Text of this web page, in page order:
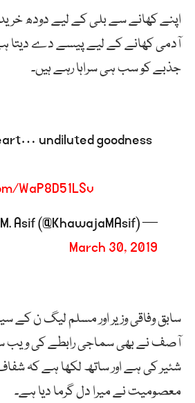
اپنے کھانے سے بلی کے لیے دودھ
آدمی کھانے کے لیے پیسے دے دیتا
جذبے کو سب ہی سراہا رہے ہیں۔
undiluted goodness
WaP8D51LSv
— Khawaja M. Asif (@KhawajaMAsif)
March 30, 2019
سابق وفاقی وزیر اور مسلم لیگ ن کے
آصف نے بھی سماجی رابطے کی ویب
شئیر کی ہے اور ساتھ لکھا ہے کہ شفاف
معصومیت نے میرا دل گرما دیا ہے۔